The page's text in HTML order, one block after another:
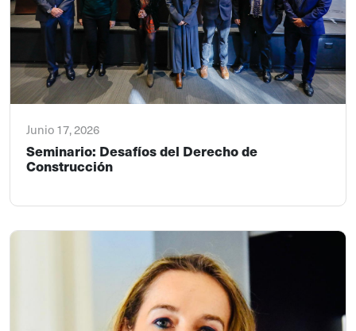
Junio 17, 2026
Seminario: Desafíos del Derecho de
Construcción